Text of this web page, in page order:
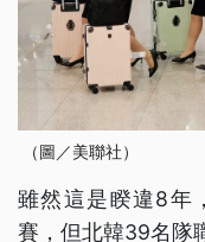
（圖／美聯社）
雖然這是睽違8年
賽，但北韓39名隊